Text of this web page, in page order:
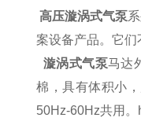
高压漩涡式气泵
案设备产品。它们
漩涡式气泵马达
棉，具有体积小
50Hz-60Hz共用